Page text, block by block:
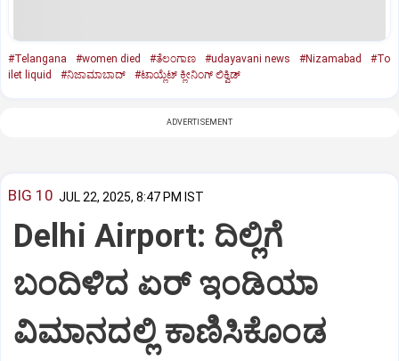
#Telangana #women died #ತೆಲಂಗಾಣ #udayavani news #Nizamabad
#To
ilet liquid
#ನಿಜಾಮಾಬಾದ್ #ಟಾಯ್ಲೆಟ್ ಕ್ಲೀನಿಂಗ್ ಲಿಕ್ವಿಡ್
ADVERTISEMENT
BIG 10 JUL 22, 2025, 8:47 PM IST
Delhi Airport: ದಿಲ್ಲಿಗೆ
ಬಂದಿಳಿದ ಏರ್‌ ಇಂಡಿಯಾ
ವಿಮಾನದಲ್ಲಿ ಕಾಣಿಸಿಕೊಂಡ